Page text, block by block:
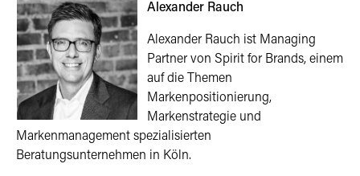
Alexander Rauch
Alexander Rauch ist Managing
Partner von Spirit for Brands, einem
auf die Themen
Markenpositionierung,
Markenstrategie und
Markenmanagement spezialisierten
Beratungsunternehmen in Köln.